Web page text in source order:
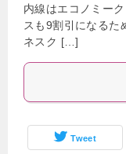
内線はエコノミー
スも9割引になるた
ネスク […]
Tweet